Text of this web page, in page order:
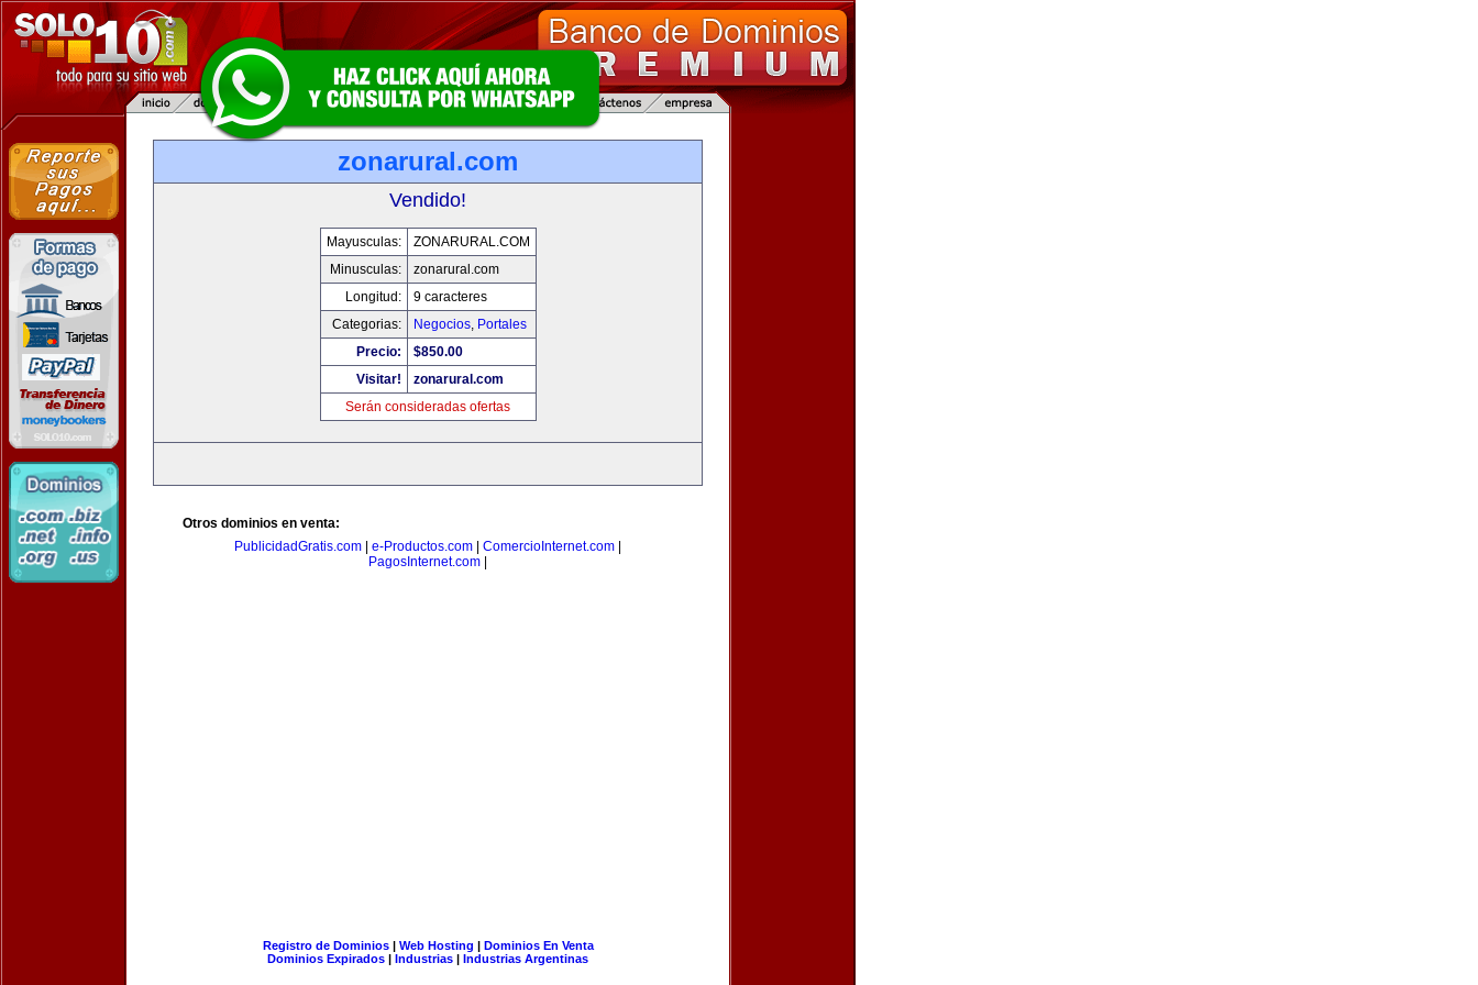
zonarural.com
Vendido!
Mayusculas:
ZONARURAL.COM
Minusculas:
zonarural.com
Longitud:
9 caracteres
Categorias:
Negocios, Portales
Precio:
$850.00
Visitar!
zonarural.com
Serán consideradas ofertas
Otros dominios en venta:
PublicidadGratis.com
e-Productos.com ComercioInternet.com
PagosInternet.com
Registro de Dominios| Web Hosting | Dominios En Venta
Dominios Expirados | Industrias | Industrias Argentinas